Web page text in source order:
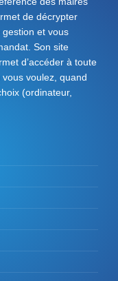
de décrypter
et vous
Son site
d’accéder à toute
voulez, quand
(ordinateur,